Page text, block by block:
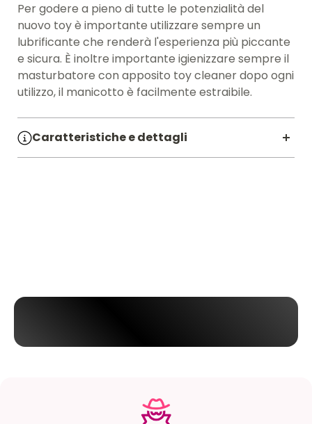
Per godere a pieno di tutte le potenzialità del
nuovo toy è importante utilizzare sempre un
lubrificante che renderà l'esperienza più piccante
e sicura. È inoltre importante igienizzare sempre il
masturbatore con apposito toy cleaner dopo ogni
utilizzo, il manicotto è facilmente estraibile.
Caratteristiche e dettagli